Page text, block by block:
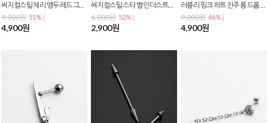
써지컬스틸 체리 앵두 레드 그린 큐빅 과일 포인트 바벨 피어싱 p-0779
9,900원 51% ↓
4,900원
써지컬스틸 스타 별 인더스트리얼 바벨 사선 피어싱 p-0778
6,000원 52% ↓
2,900원
러블리 핑크 하트 진주 롱 드롭 바벨 피어싱 p-0777
9,000원 46% ↓
4,900원